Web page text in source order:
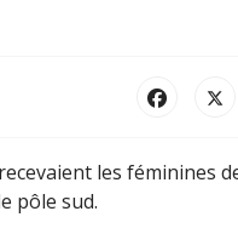
les féminines
pôle sud.